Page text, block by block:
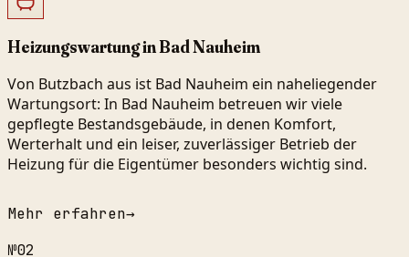
Heizungswartung in Bad Nauheim
Von Butzbach aus ist Bad Nauheim ein naheliegender
Wartungsort: In Bad Nauheim betreuen wir viele
gepflegte Bestandsgebäude, in denen Komfort,
Werterhalt und ein leiser, zuverlässiger Betrieb der
Heizung für die Eigentümer besonders wichtig sind.
Mehr erfahren→
№02